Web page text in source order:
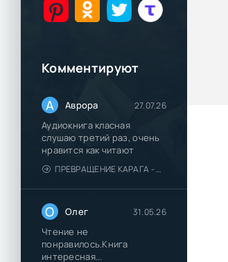
Комментируют
А Аврора 27.07.26
Аудиокнига класная
слушаю третий раз, очень
нравится как читают
ПРЕВРАЩЕНИЕ КАРАГА - КАТЯ БРАНДИС
О Олег 31.05.26
Чтение не
понравилось.Книга
интересная...